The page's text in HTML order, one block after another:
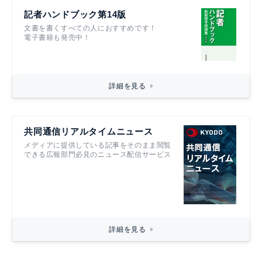
記者ハンドブック第14版
文書を書くすべての人におすすめです！
電子書籍も発売中！
詳細を見る
共同通信リアルタイムニュース
メディアに提供している記事をそのまま閲覧
できる広報部門必見のニュース配信サービス
詳細を見る